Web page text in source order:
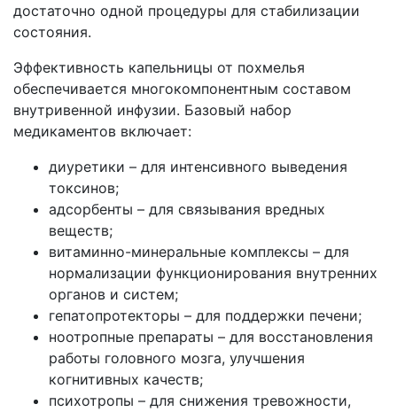
достаточно одной процедуры для стабилизации
состояния.
Эффективность капельницы от похмелья
обеспечивается многокомпонентным составом
внутривенной инфузии. Базовый набор
медикаментов включает:
диуретики – для интенсивного выведения
токсинов;
адсорбенты – для связывания вредных
веществ;
витаминно-минеральные комплексы – для
нормализации функционирования внутренних
органов и систем;
гепатопротекторы – для поддержки печени;
ноотропные препараты – для восстановления
работы головного мозга, улучшения
когнитивных качеств;
психотропы – для снижения тревожности,